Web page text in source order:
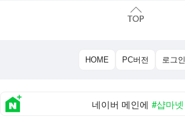
HOME PC버전 로그인
네이버 메인에 #샵마넷